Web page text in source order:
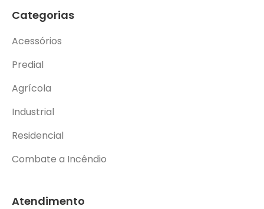
Categorias
Acessórios
Predial
Agrícola
Industrial
Residencial
Combate a Incêndio
Atendimento